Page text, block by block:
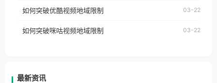
权限制所困扰。
制问题，且仅能在中国大陆地区播放。 遇到这个问题
户收听网易云音乐地区版权限制」的问题，无论人在
如何突破优酷视频地域限制 03-22
如何突破咪咕视频地域限制 03-22
最新资讯